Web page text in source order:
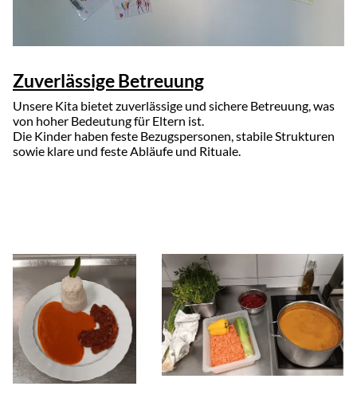
Zuverlässige Betreuung
Unsere Kita bietet zuverlässige und sichere Betreuung, was
von hoher Bedeutung für Eltern ist.
Die Kinder haben feste Bezugspersonen, stabile Strukturen
sowie klare und feste Abläufe und Rituale.